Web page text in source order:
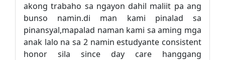
akong trabaho sa ngayon dahil maliit pa ang
bunso namin.di man kami pinalad sa
pinansyal,mapalad naman kami sa aming mga
anak lalo na sa 2 namin estudyante consistent
honor sila since day care hanggang